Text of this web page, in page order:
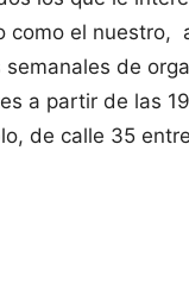
como el nuestro,
de
a partir de las
de calle 35